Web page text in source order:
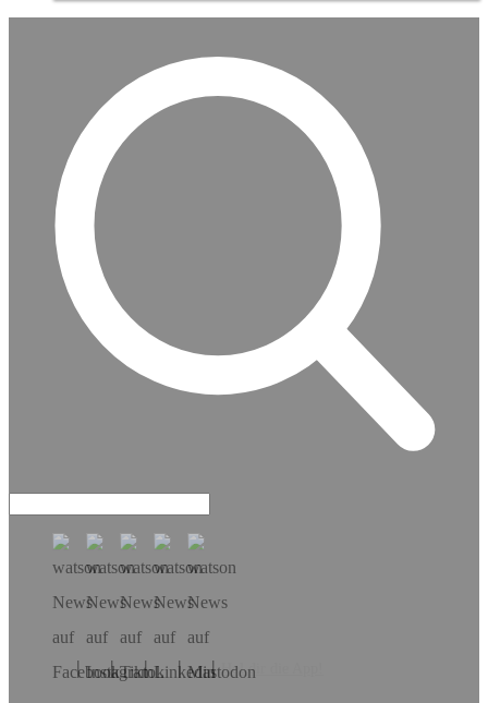
Hol dir die App!